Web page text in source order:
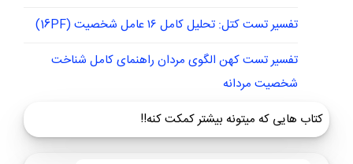
تفسیر تست کتل: تحلیل کامل ۱۶ عامل شخصیت (16PF)
تفسیر تست کهن الگوی مردان راهنمای کامل شناخت
شخصیت مردانه
کتاب هایی که میتونه بیشتر کمکت کنه!!